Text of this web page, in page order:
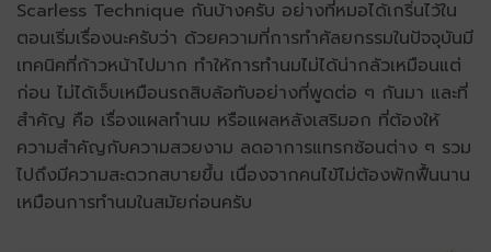
Scarless Technique กันบ้างครับ อย่างที่หมอได้เกริ่นไว้ใน
ตอนเริ่มเรื่องนะครับว่า ด้วยความที่การทำศัลยกรรมในปัจจุบันมี
เทคนิคที่ก้าวหน้าไปมาก ทำให้การทำนมไม่ได้น่ากลัวเหมือนแต่
ก่อน ไม่ได้เจ็บเหมือนรถสิบล้อทับอย่างที่พูดต่อ ๆ กันมา และที่
สำคัญ คือ เรื่องแผลทำนม หรือแผลหลังเสริมอก ที่ต้องให้
ความสำคัญกับความสวยงาม ลดอาการแทรกซ้อนต่าง ๆ รวม
ไปถึงมีความสะดวกสบายขึ้น เนื่องจากคนไข้ไม่ต้องพักฟื้นนาน
เหมือนการทำนมในสมัยก่อนครับ